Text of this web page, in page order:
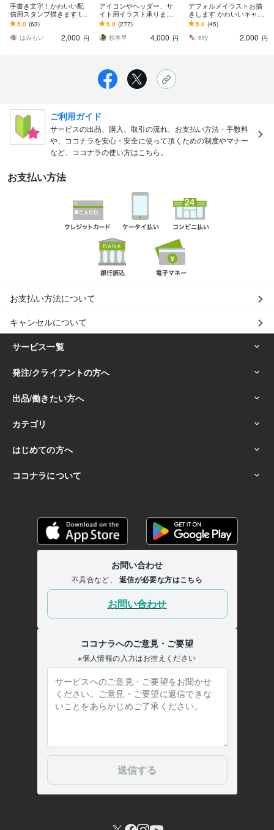
手書き文字！かわいい配
信用スタンプ描きます twit
chやyoutube、TikTokLIVE
にどうぞ！
5.0 (63)
はみもい
2,000 円
アイコンやヘッダー、サ
イト用イラスト承ります
SNS用やバナー用画像等
に！ゆるいイラストで個
性を出せます
5.0 (277)
杉本早
4,000 円
デフォルメイラストお描
きします かわいいキャッ
チーなデフォルメイラス
トをお手軽価格で！
5.0 (45)
eiry
2,000 円
ご利用ガイド
サービスの出品、購入、取引の流れ、お支払い方法・手数料
や、ココナラを安心・安全に使って頂くための制度やマナー
など、ココナラの使い方はこちら。
お支払い方法
お支払い方法について
キャンセルについて